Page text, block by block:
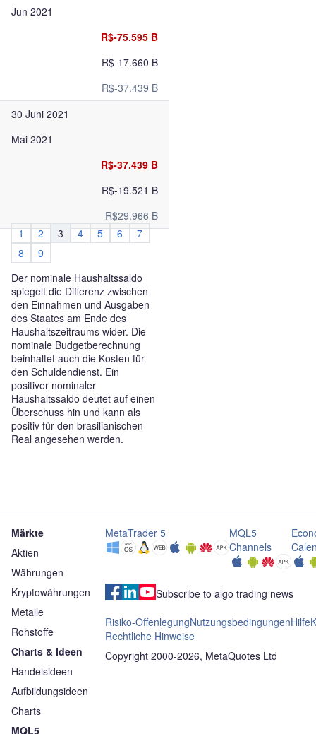
Jun 2021
R$-75.595 B
R$-17.660 B
R$-37.439 B
30 Juni 2021
Mai 2021
R$-37.439 B
R$-19.521 B
R$29.966 B
1
2 3 4 5 6
7
8
9
Der nominale Haushaltssaldo
spiegelt die Differenz zwischen
den Einnahmen und Ausgaben
des Staates am Ende des
Haushaltszeitraums wider. Die
nominale Budgetberechnung
beinhaltet auch die Kosten für
den Schuldendienst. Ein
positiver nominaler
Haushaltssaldo deutet auf einen
Überschuss hin und kann als
positiv für den brasilianischen
Real angesehen werden.
Märkte
Aktien
Währungen
Kryptowährungen
Metalle
Rohstoffe
Charts & Ideen
Handelsideen
Aufbildungsideen
Charts
MQL5
MetaTrader 5
MQL5
Channels
Subscribe to algo trading news
Risiko-OffenlegungNutzungsbedingungenHilfe
Rechtliche Hinweise
Copyright 2000-2026, MetaQuotes Ltd